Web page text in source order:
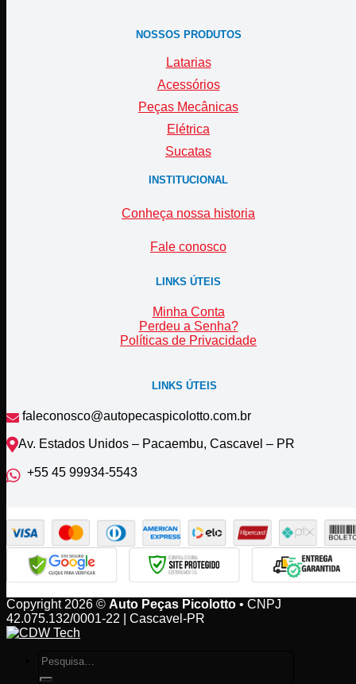
NOSSOS PRODUTOS
Latarias
Acessórios
Peças Mecânicas
Elétrica
Sucatas
INSTITUCIONAL
Conheça nossa historia
Fale conosco
LINKS ÚTEIS
Minha Conta
Perdeu a Senha?
Políticas de Privacidade
LINKS ÚTEIS
faleconosco@autopecaspicolotto.com.br
Av. Estados Unidos – Pacaembu, Cascavel – PR
+55 45 99934‑5543‬
Copyright 2026 © Auto Peças Picolotto • CNPJ
42.075.132/0001-22 | Cascavel-PR
Pesquisar
por: